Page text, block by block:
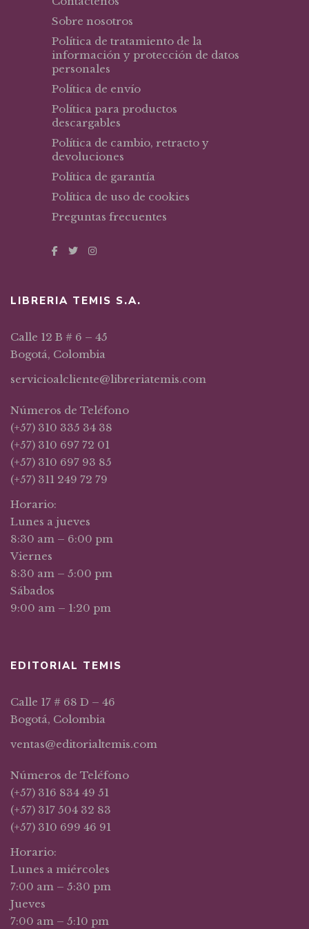
Sobre nosotros
Política de tratamiento de la
información y protección de datos
personales
Política de envío
Política para productos
descargables
Política de cambio, retracto y
devoluciones
Política de garantía
Política de uso de cookies
Preguntas frecuentes
LIBRERIA TEMIS S.A.
Calle 12 B # 6 – 45
Bogotá, Colombia
servicioalcliente@libreriatemis.com
Números de Teléfono
(+57) 310 335 34 38
(+57) 310 697 72 01
(+57) 310 697 93 85
(+57) 311 249 72 79
Horario:
Lunes a jueves
8:30 am – 6:00 pm
Viernes
8:30 am – 5:00 pm
Sábados
9:00 am – 1:20 pm
EDITORIAL TEMIS
Calle 17 # 68 D – 46
Bogotá, Colombia
ventas@editorialtemis.com
Números de Teléfono
(+57) 316 834 49 51
(+57) 317 504 32 83
(+57) 310 699 46 91
Horario:
Lunes a miércoles
7:00 am – 5:30 pm
Jueves
7:00 am – 5:10 pm